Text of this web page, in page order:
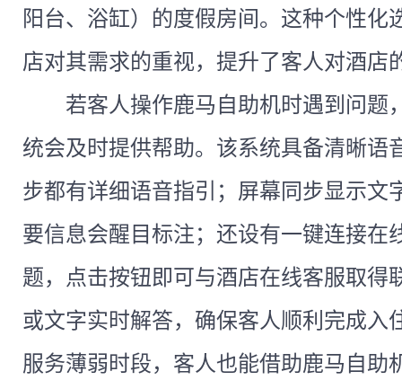
阳台、浴缸）的度假房间。这种个性化
店对其需求的重视，提升了客人对酒店
若客人操作鹿马自助机时遇到问题
统会及时提供帮助。该系统具备清晰语
步都有详细语音指引；屏幕同步显示文
要信息会醒目标注；还设有一键连接在
题，点击按钮即可与酒店在线客服取得
或文字实时解答，确保客人顺利完成入
服务薄弱时段，客人也能借助鹿马自助